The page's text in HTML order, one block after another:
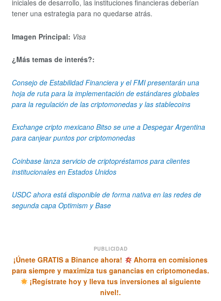
iniciales de desarrollo, las instituciones financieras deberían
tener una estrategia para no quedarse atrás.
Imagen Principal: Visa
¿Más temas de interés?:
Consejo de Estabilidad Financiera y el FMI presentarán una
hoja de ruta para la implementación de estándares globales
para la regulación de las criptomonedas y las stablecoins
Exchange cripto mexicano Bitso se une a Despegar Argentina
para canjear puntos por criptomonedas
Coinbase lanza servicio de criptopréstamos para clientes
institucionales en Estados Unidos
USDC ahora está disponible de forma nativa en las redes de
segunda capa Optimism y Base
PUBLICIDAD
¡Únete GRATIS a Binance ahora!
Ahorra en comisiones
para siempre y maximiza tus ganancias en criptomonedas.
¡Regístrate hoy y lleva tus inversiones al siguiente
nivel!.